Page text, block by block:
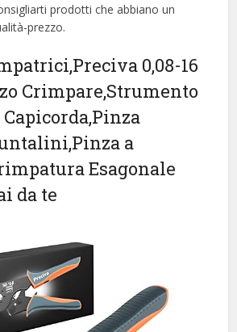
prodotti che abbiano un
prezzo.
0,08-16
Crimpare,Strumento
a
Esagonale
da te